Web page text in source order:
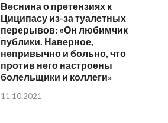
Веснина о претензиях к
Циципасу из-за туалетных
перерывов: «Он любимчик
публики. Наверное,
непривычно и больно, что
против него настроены
болельщики и коллеги»
11.10.2021